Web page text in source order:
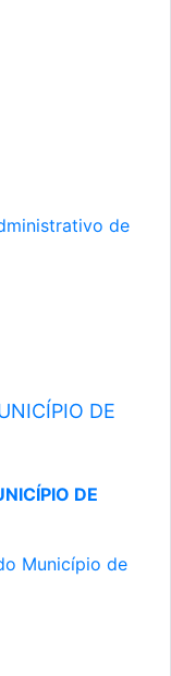
de
DE
DE
Município de